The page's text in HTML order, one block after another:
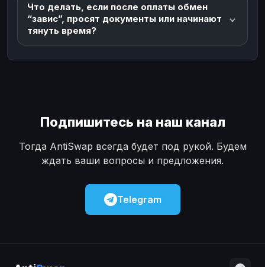
Что делать, если после оплаты обмен
“завис”, просят документы или начинают
тянуть время?
Подпишитесь на наш канал
Тогда AntiSwap всегда будет под рукой. Будем
ждать ваши вопросы и предложения.
Telegram